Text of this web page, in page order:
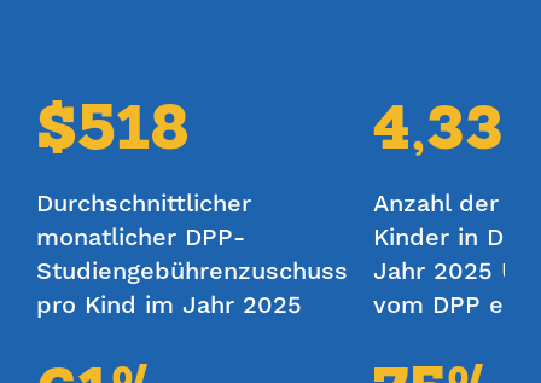
$518
Durchschnittlicher
monatlicher DPP-
Studiengebührenzuschuss
pro Kind im Jahr 2025
4,333
Anzahl der 4-
Kinder in
Jahr 2025
vom DPP